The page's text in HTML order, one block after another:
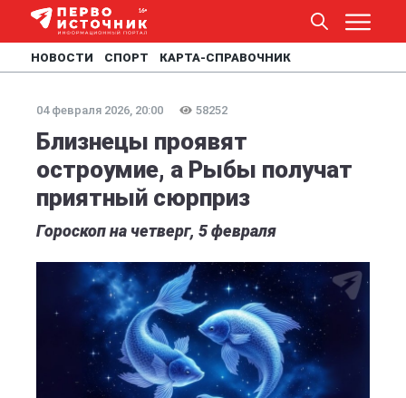
НОВОСТИ СПОРТ КАРТА-СПРАВОЧНИК
04 февраля 2026, 20:00 58252
Близнецы проявят
остроумие, а Рыбы получат
приятный сюрприз
Гороскоп на четверг, 5 февраля